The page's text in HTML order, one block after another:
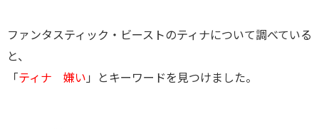
ファンタスティック・ビーストのティナについて調べている
と、
「 ティナ 嫌い 」とキーワードを見つけました。